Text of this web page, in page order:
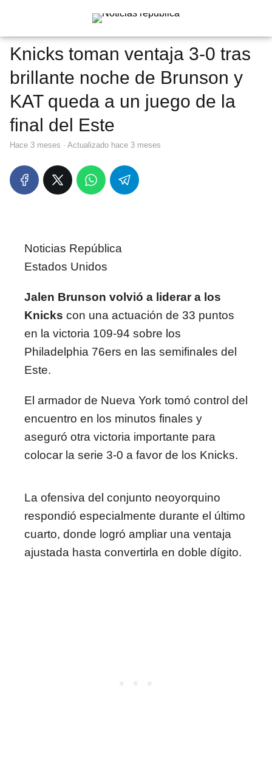
Knicks toman ventaja 3-0 tras
brillante noche de Brunson y
KAT queda a un juego de la
final del Este
hace 3 meses · Actualizado hace 3 meses
Noticias República
Estados Unidos
Jalen Brunson volvió a liderar a los
Knicks con una actuación de 33 puntos
en la victoria 109-94 sobre los
Philadelphia 76ers en las semifinales del
Este.
El armador de Nueva York tomó control del
encuentro en los minutos finales y
aseguró otra victoria importante para
colocar la serie 3-0 a favor de los Knicks.
La ofensiva del conjunto neoyorquino
respondió especialmente durante el último
cuarto, donde logró ampliar una ventaja
ajustada hasta convertirla en doble dígito.